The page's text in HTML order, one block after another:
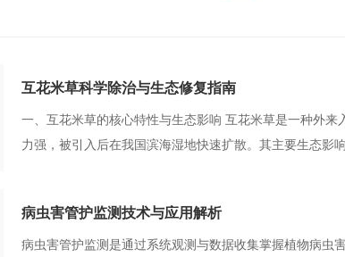
互花米草科学除治与生态修复指南
一、互花米草的核心特性与生态影响 互花米草是一种外来入侵植物，原产于北美东海岸，因耐盐耐淹、繁殖能
力强，被引入后在我国滨海湿地快速扩散。其主要生态影响如下： 挤占本土物种生存空间：快速
病虫害管护监测技术与应用解析
病虫害管护监测是通过系统观测与数据收集掌握植物病虫